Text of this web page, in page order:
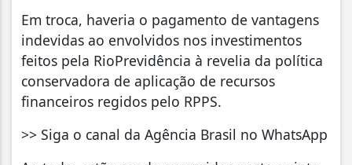
Em troca, haveria o pagamento de vantagens
indevidas ao envolvidos nos investimentos
feitos pela RioPrevidência à revelia da política
conservadora de aplicação de recursos
financeiros regidos pelo RPPS.
>> Siga o canal da Agência Brasil no WhatsApp